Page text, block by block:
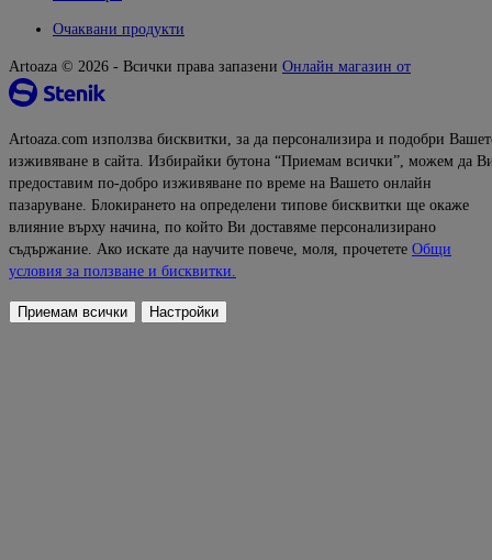
Очаквани продукти
Artoaza © 2026 - Всички права запазени Онлайн магазин от
Artoaza.com използва бисквитки, за да персонализира и подобри
изживяване в сайта. Избирайки бутона “Приемам всички”, можем да
предоставим по-добро изживяване по време на Вашето онлайн
пазаруване. Блокирането на определени типове бисквитки ще окаже
влияние върху начина, по който Ви доставяме персонализирано
съдържание. Ако искате да научите повече, моля, прочетете Общи
условия за ползване и бисквитки.
Приемам всички Настройки